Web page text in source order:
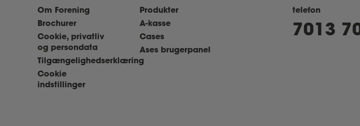
Om Forening
Brochurer
Cookie, privatliv
og persondata
Tilgængelighedserklæring
Cookie
indstillinger
Produkter
A-kasse
Cases
Ases brugerpanel
telefon
7013